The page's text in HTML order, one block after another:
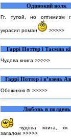
Одинокий волк
Гг. тупой, но оптимизм
украсил роман >>>>>
Гаррі Поттер і Таємна
Чудова книга >>>>>
Гаррі Поттер і в’язень
Обожнюю☺️ >>>>>
Любовь в полдень
чудова книга, як
загалом >>>>>